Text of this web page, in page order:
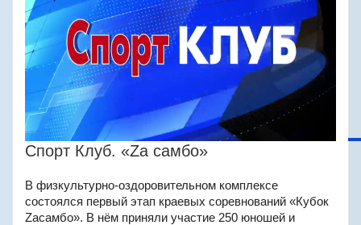
Спорт Клуб. «Zа самбо»
В физкультурно-оздоровительном комплексе
состоялся первый этап краевых соревнований «Кубок
Zaсамбо». В нём приняли участие 250 юношей и